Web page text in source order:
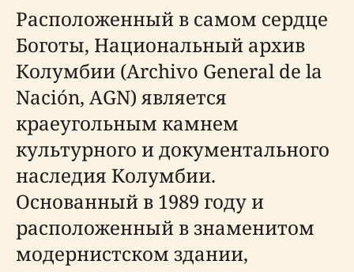
Расположенный в самом сердце
Боготы, Национальный архив
Колумбии (Archivo General de la
Nación, AGN) является
краеугольным камнем
культурного и документального
наследия Колумбии.
Основанный в 1989 году и
расположенный в знаменитом
модернистском здании,